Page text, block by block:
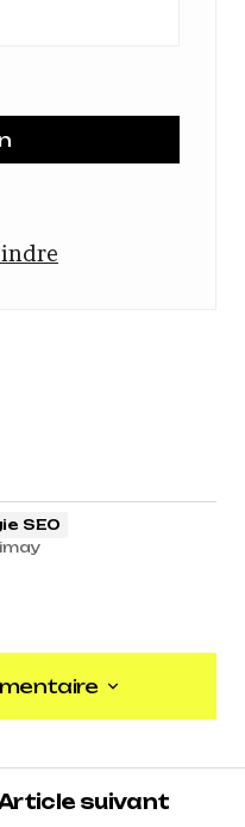
SEO
suivant